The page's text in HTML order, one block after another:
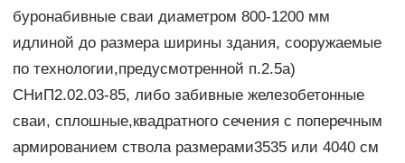
буронабивные сваи диаметром 800-1200 мм
идлиной до размера ширины здания, сооружаемые
по технологии,предусмотренной п.2.5а)
СНиП2.02.03-85, либо забивные железобетонные
сваи, сплошные,квадратного сечения с поперечным
армированием ствола размерами3535 или 4040 см